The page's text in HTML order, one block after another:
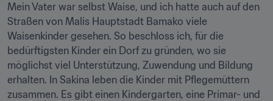
Mein Vater war selbst Waise, und ich hatte auch auf den
Straßen von Malis Hauptstadt Bamako viele
Waisenkinder gesehen. So beschloss ich, für die
bedürftigsten Kinder ein Dorf zu gründen, wo sie
möglichst viel Unterstützung, Zuwendung und Bildung
erhalten. In Sakina leben die Kinder mit Pflegemüttern
zusammen. Es gibt einen Kindergarten, eine Primar- und